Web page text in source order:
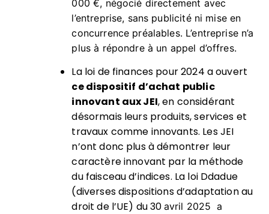
000 €, négocié directement avec
l’entreprise, sans publicité ni mise en
concurrence préalables. L’entreprise n’a
plus à répondre à un appel d’offres.
La loi de finances pour 2024 a ouvert
ce dispositif d’achat public
innovant aux JEI, en considérant
désormais leurs produits, services et
travaux comme innovants. Les JEI
n’ont donc plus à démontrer leur
caractère innovant par la méthode
du faisceau d’indices. La loi Ddadue
(diverses dispositions d’adaptation au
droit de l’UE) du 30 avril 2025 a